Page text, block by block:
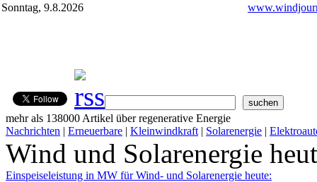
Sonntag, 9.8.2026
mehr als 138000 Artikel über regenerative Energie
Nachrichten | Erneuerbare | Kleinwindkraft | Solarenergie |
Wind und Solarenergie
Einspeiseleistung in MW für Wind- und Solarenergie heute: